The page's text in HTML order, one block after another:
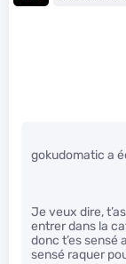
gokudomatic a
Je veux dire,
entrer dans la
donc t’es sensé
sensé raquer